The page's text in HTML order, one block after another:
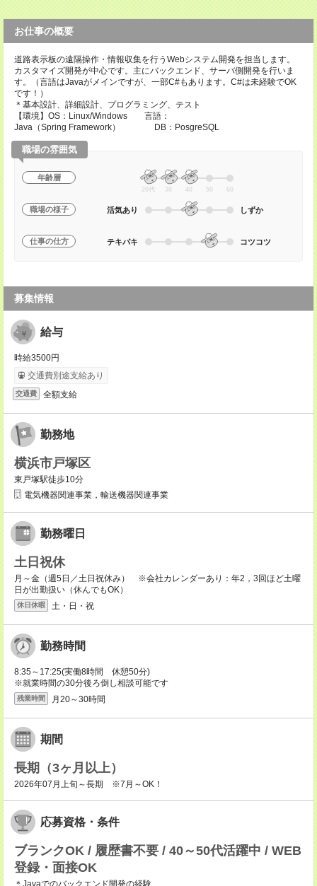
お仕事の概要
道路表示板の遠隔操作・情報収集を行うWebシステム開発を担当します。
カスタマイズ開発が中心です。主にバックエンド、サーバ側開発を行いま
す。（言語はJavaがメインですが、一部C#もあります。C#は未経験でOK
です！）
＊基本設計、詳細設計、プログラミング、テスト
【環境】OS：Linux/Windows 言語：
Java（Spring Framework） DB：PosgreSQL
職場の雰囲気
年齢層
20代 30 40 50 60
職場の様子 活気あり しずか
仕事の仕方 テキパキ コツコツ
募集情報
給与
時給3500円
交通費別途支給あり
交通費 全額支給
勤務地
横浜市戸塚区
東戸塚駅徒歩10分
電気機器関連事業，輸送機器関連事業
勤務曜日
土日祝休
月～金（週5日／土日祝休み） ※会社カレンダーあり：年2，3回ほど土曜
日が出勤扱い（休んでもOK）
休日休暇 土・日・祝
勤務時間
8:35～17:25(実働8時間 休憩50分)
※就業時間の30分後ろ倒し相談可能です
残業時間 月20～30時間
期間
長期（3ヶ月以上）
2026年07月上旬～長期 ※7月～OK！
応募資格・条件
ブランクOK / 履歴書不要 / 40～50代活躍中 / WEB
登録・面接OK
＊Javaでのバックエンド開発の経験